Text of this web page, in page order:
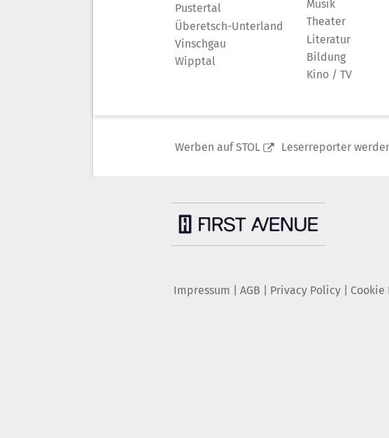
Pustertal
Überetsch-Unterland
Vinschgau
Wipptal
Musik
Theater
Literatur
Bildung
Kino / TV
Werben auf STOL Leserreporter
Impressum AGB Privacy Policy| Cookie